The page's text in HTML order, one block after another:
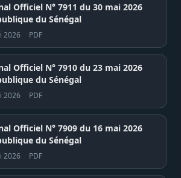
Officiel N° 7911 du 30 mai 2026
du Sénégal
2026 PDF
Officiel N° 7910 du 23 mai 2026
du Sénégal
2026 PDF
Officiel N° 7909 du 16 mai 2026
du Sénégal
2026 PDF